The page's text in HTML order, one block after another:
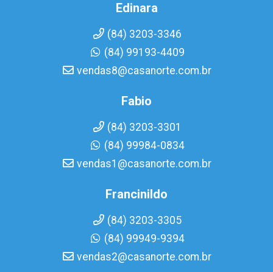
Edinara
(84) 3203-3346
(84) 99193-4409
vendas8@casanorte.com.br
Fabio
(84) 3203-3301
(84) 99984-0834
vendas1@casanorte.com.br
Francinildo
(84) 3203-3305
(84) 99949-9394
vendas2@casanorte.com.br